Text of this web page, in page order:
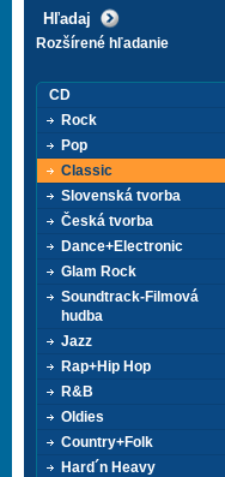
Rozšírené hľadanie
CD
Rock
Pop
Classic
Slovenská tvorba
Česká tvorba
Dance+Electronic
Glam Rock
Soundtrack-Filmová
hudba
Jazz
Rap+Hip Hop
R&B
Oldies
Country+Folk
Hard´n Heavy